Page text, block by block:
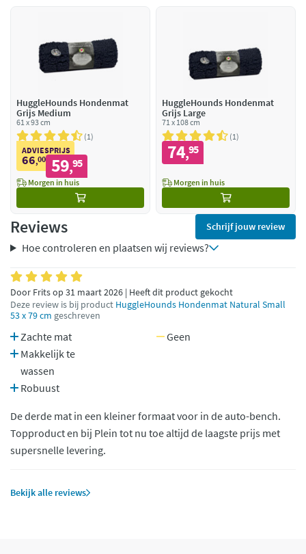
HuggleHounds Hondenmat
Grijs Medium
61 x 93 cm
1
ADVIESPRIJS
66,00 59,95
Morgen in huis
HuggleHounds Hondenmat
Grijs Large
71 x 108 cm
1
74,95
Morgen in huis
Reviews Schrijf jouw review
Hoe controleren en plaatsen wij reviews?
Door Frits op 31 maart 2026 | Heeft dit product gekocht
Deze review is bij product HuggleHounds Hondenmat Natural Small
53 x 79 cm geschreven
Zachte mat
Makkelijk te
wassen
Robuust
Geen
De derde mat in een kleiner formaat voor in de auto-bench.
Topproduct en bij Plein tot nu toe altijd de laagste prijs met
supersnelle levering.
Bekijk alle reviews